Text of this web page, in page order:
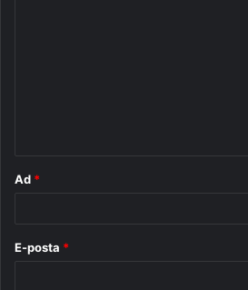
Ad *
E-posta *